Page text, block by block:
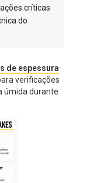
críticas
do
de espessura
verificações
úmida durante